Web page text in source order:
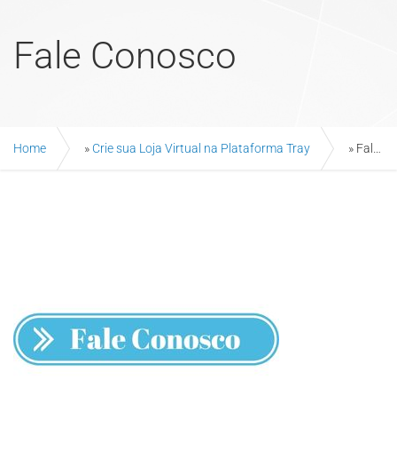
Fale Conosco
Home » Crie sua Loja Virtual na Plataforma Tray » Fale Conosco